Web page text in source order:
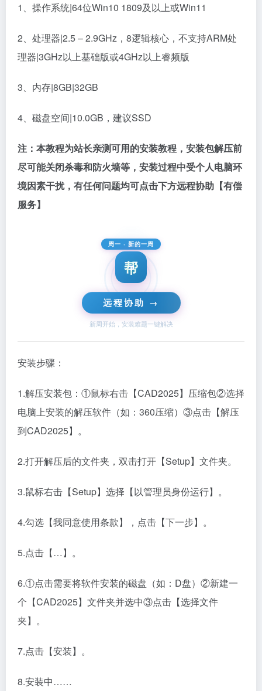
1、操作系统|64位Win10 1809及以上或Win11
2、处理器|2.5 – 2.9GHz，8逻辑核心，不支持ARM处
理器|3GHz以上基础版或4GHz以上睿频版
3、内存|8GB|32GB
4、磁盘空间|10.0GB，建议SSD
注：本教程为站长亲测可用的安装教程，安装包解压前
尽可能关闭杀毒和防火墙等，安装过程中受个人电脑环
境因素干扰，有任何问题均可点击下方远程协助【有偿
服务】
周一 · 新的一周
帮
远程协助 →
新周开始，安装难题一键解决
安装步骤：
1.解压安装包：①鼠标右击【CAD2025】压缩包②选择
电脑上安装的解压软件（如：360压缩）③点击【解压
到CAD2025】。
2.打开解压后的文件夹，双击打开【Setup】文件夹。
3.鼠标右击【Setup】选择【以管理员身份运行】。
4.勾选【我同意使用条款】，点击【下一步】。
5.点击【…】。
6.①点击需要将软件安装的磁盘（如：D盘）②新建一
个【CAD2025】文件夹并选中③点击【选择文件
夹】。
7.点击【安装】。
8.安装中……